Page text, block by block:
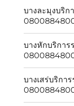
บางละมุงบริก
บางหักบริกา
บางเสร่บริกา